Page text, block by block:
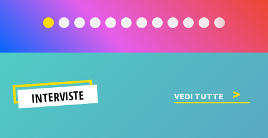
significato
del singolo
INTERVISTE VEDI TUTTE